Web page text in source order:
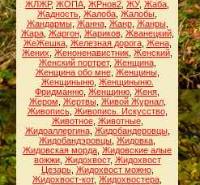
ЖЛЖР, ЖОПА ЖРнов2 ЖУ, Жаба
Жадность Жалоба Жалобы
Жандармы, Жанна, Жанр, Жанры,
Жара, Жаргон, Жариков, Жванецкий,
ЖеЖешка, Железная дорога, Жена,
Жених Женоненавистник Женский
Женский портрет, Женщина,
Женщина обо мне, Женщины,
Женщиныню, Женщиныню.
Фридманню Женщиню Женя
Жером Жертвы, Живой Журнал,
Живопись, Живопись. Искусство,
Животное, Животные,
Жидоаллергина, Жидобандеровцы,
Жидобандэровцы Жидовка
Жидовская морда Жидовские алые
вожжи, Жидохвост, Жидохвост
Цезарь, Жидохвост можно,
Жидохвост-кот, Жидохвостера